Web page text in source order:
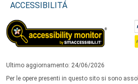
ACCESSIBILITÁ
Ultimo aggiornamento: 24/06/2026
Per le opere presenti in questo sito si sono